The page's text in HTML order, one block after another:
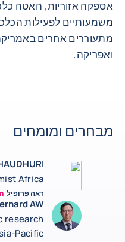
אספקה אזוריות, האטה
משמעותיים לפעילות
מתעוררים אחרים
ואפריקה.
מבחרים ומומחים
Africa
ראה פרופילAroni Linkedin
AW
research
Pacific